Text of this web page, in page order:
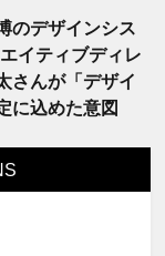
のデザインシス
イティブディレ
さんが「デザイ
に込めた意図